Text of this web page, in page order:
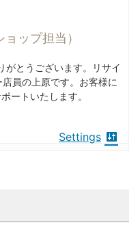
ップ担当）
がとうございます。リサイ
員の上原です。お客様に
ートいたします。
Settings